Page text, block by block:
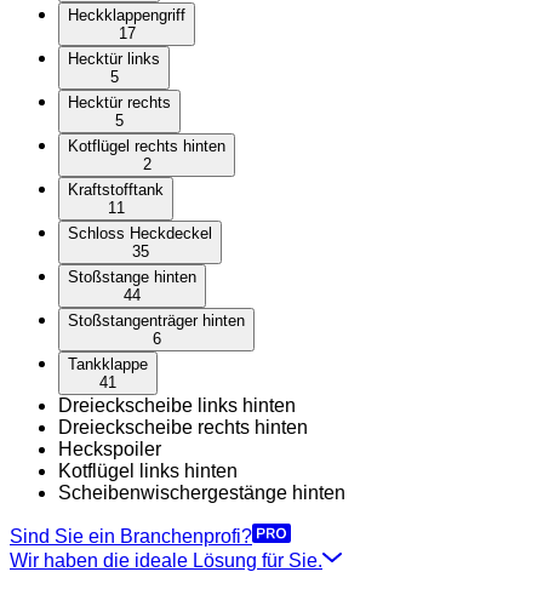
Heckklappengriff
17
Hecktür links
5
Hecktür rechts
5
Kotflügel rechts hinten
2
Kraftstofftank
11
Schloss Heckdeckel
35
Stoßstange hinten
44
Stoßstangenträger hinten
6
Tankklappe
41
Dreieckscheibe links hinten
Dreieckscheibe rechts hinten
Heckspoiler
Kotflügel links hinten
Scheibenwischergestänge hinten
Sind Sie ein Branchenprofi?
Wir haben die ideale Lösung für Sie.